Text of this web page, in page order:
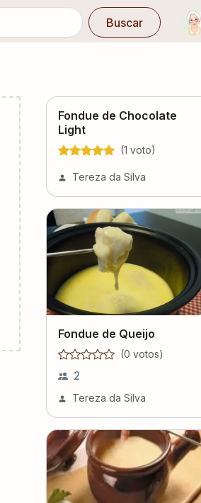
Buscar
Fondue de Chocolate
Light
(1 voto)
Tereza da Silva
Fondue de Queijo
(0 votos)
2
Tereza da Silva